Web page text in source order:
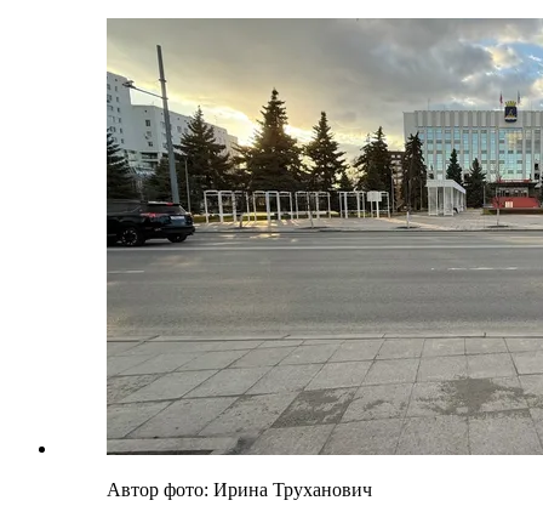
Автор фото: Ирина Труханович